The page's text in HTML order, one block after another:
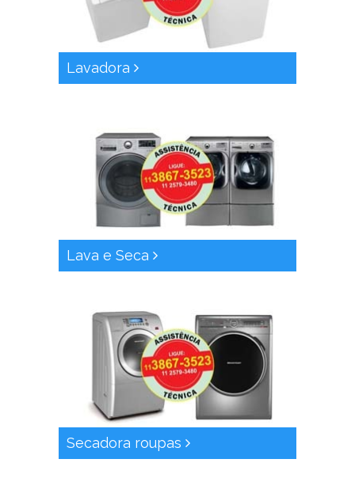
Lavadora
Lava e Seca
Secadora roupas